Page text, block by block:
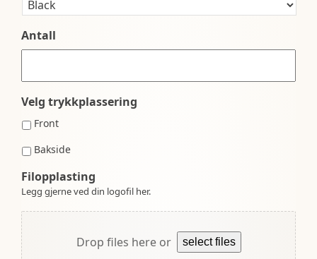
Antall
Velg trykkplassering
Front
Bakside
Filopplasting
Legg gjerne ved din logofil her.
Drop files here or select files